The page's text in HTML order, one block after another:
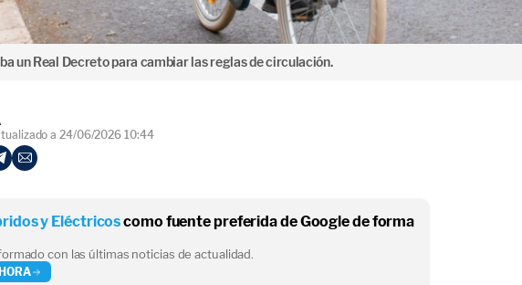
un Real Decreto para cambiar las reglas de circulación.
a 24/06/2026 10:44
y Eléctricoscomo fuente preferida de Google de forma
con las últimas noticias de actualidad.